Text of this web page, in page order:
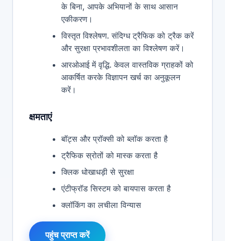
के बिना, आपके अभियानों के साथ आसान
एकीकरण।
विस्तृत विश्लेषण. संदिग्ध ट्रैफिक को ट्रैक करें
और सुरक्षा प्रभावशीलता का विश्लेषण करें।
आरओआई में वृद्धि. केवल वास्तविक ग्राहकों को
आकर्षित करके विज्ञापन खर्च का अनुकूलन
करें।
क्षमताएं
बॉट्स और प्रॉक्सी को ब्लॉक करता है
ट्रैफिक स्रोतों को मास्क करता है
क्लिक धोखाधड़ी से सुरक्षा
एंटीफ्रॉड सिस्टम को बायपास करता है
क्लॉकिंग का लचीला विन्यास
पहुंच प्राप्त करें